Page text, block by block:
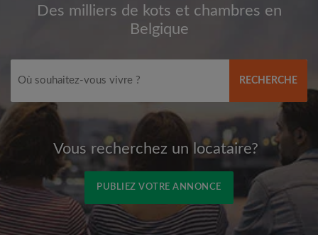
Des milliers de kots et chambres en
Belgique
RECHERCHE
Vous recherchez un locataire?
PUBLIEZ VOTRE ANNONCE
Inscrivez-vous avec Facebook